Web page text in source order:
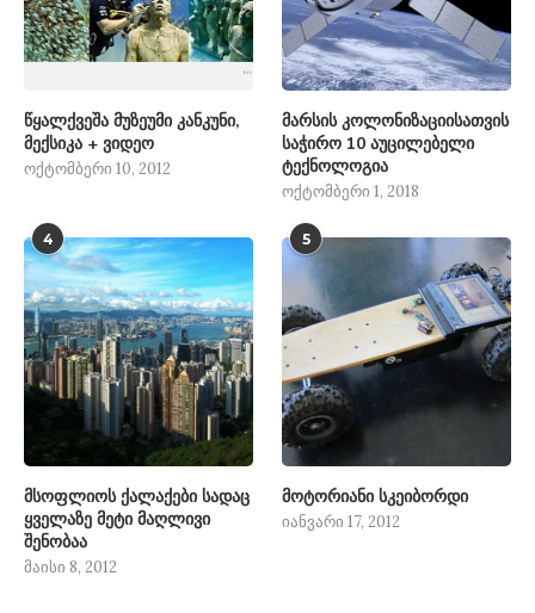
წყალქვეშა მუზეუმი კანკუნი,
მექსიკა + ვიდეო
ოქტომბერი 10, 2012
მარსის კოლონიზაციისათვის
საჭირო 10 აუცილებელი
ტექნოლოგია
ოქტომბერი 1, 2018
4
მსოფლიოს ქალაქები სადაც
ყველაზე მეტი მაღლივი
შენობაა
მაისი 8, 2012
5
მოტორიანი სკეიბორდი
იანვარი 17, 2012